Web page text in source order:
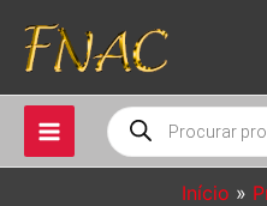
para
conteúdo
Pesquisar
produtos
Início